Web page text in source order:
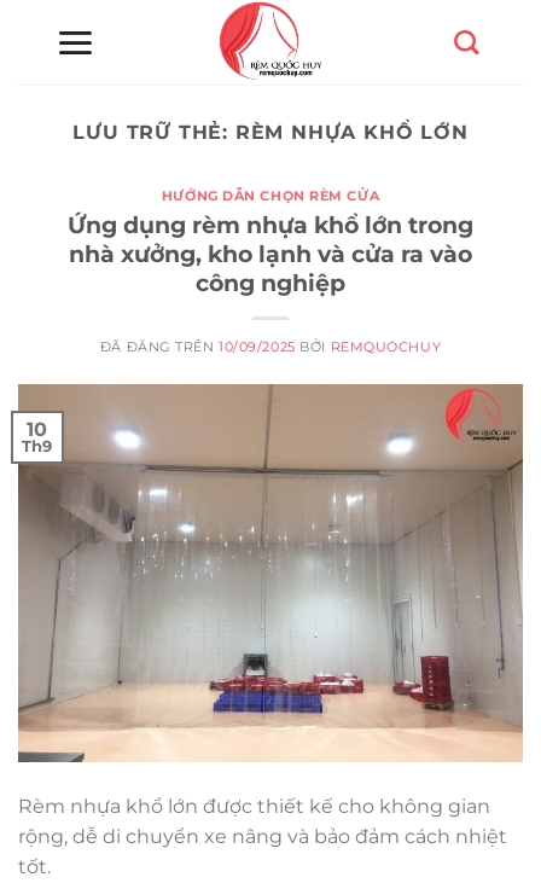
LƯU TRỮ THẺ: RÈM NHỰA KHỔ LỚN
HƯỚNG DẪN CHỌN RÈM CỬA
Ứng dụng rèm nhựa khổ lớn trong
nhà xưởng, kho lạnh và cửa ra vào
công nghiệp
ĐÃ ĐĂNG TRÊN10/09/2025 BỞI REMQUOCHUY
10
Th9
Rèm nhựa khổ lớn được thiết kế cho không gian
rộng, dễ di chuyển xe nâng và bảo đảm cách nhiệt
tốt.